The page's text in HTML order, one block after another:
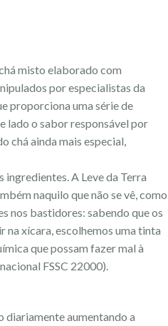
misto elaborado com
por especialistas da
proporciona uma série de
lado o sabor responsável por
chá ainda mais especial,
ingredientes. A Leve da Terra
naquilo que não se vê, como
nos bastidores: sabendo que os
na xícara, escolhemos uma tinta
que possam fazer mal à
FSSC 22000).
aumentando a